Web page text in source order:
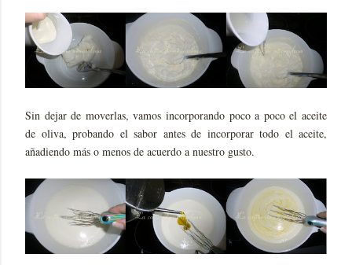
Sin dejar de moverlas, vamos incorporando poco a poco el aceite
de oliva, probando el sabor antes de incorporar todo el aceite,
añadiendo más o menos de acuerdo a nuestro gusto.